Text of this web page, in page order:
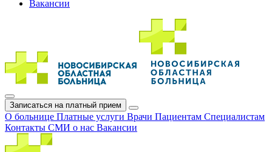
Вакансии
Записаться на платный прием
О больнице Платные услуги Врачи Пациентам Специалистам
Контакты СМИ о нас Вакансии